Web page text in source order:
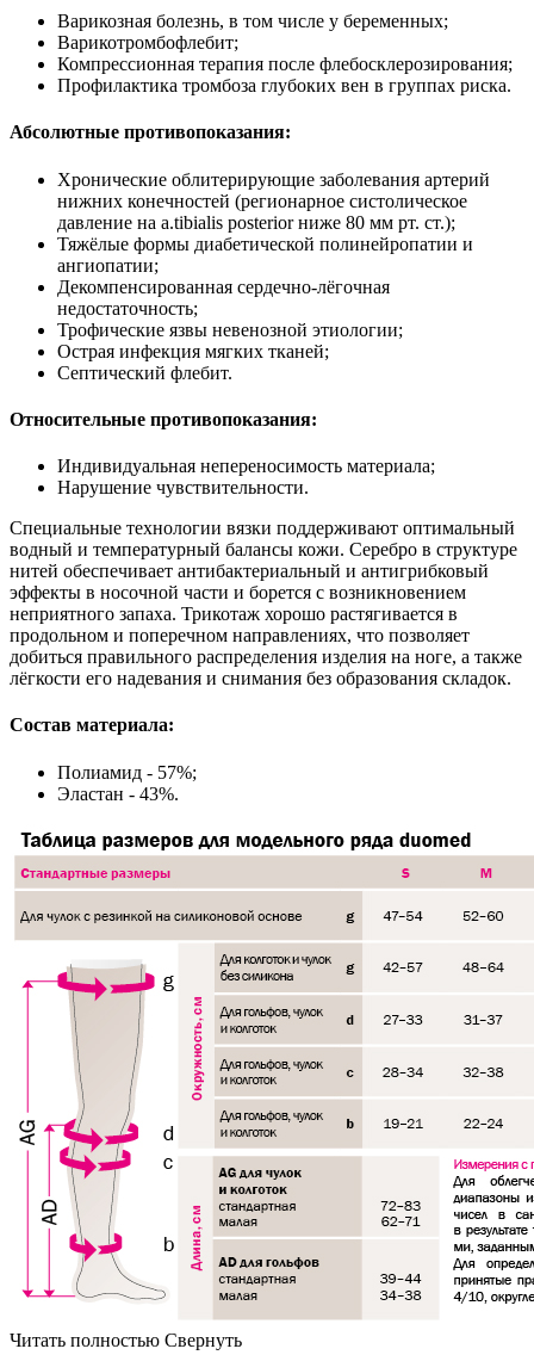
Варикозная болезнь, в том числе у беременных;
Варикотромбофлебит;
Компрессионная терапия после флебосклерозирования;
Профилактика тромбоза глубоких вен в группах риска.
Абсолютные противопоказания:
Хронические облитерирующие заболевания артерий
нижних конечностей (регионарное систолическое
давление на a.tibialis posterior ниже 80 мм рт. ст.);
Тяжёлые формы диабетической полинейропатии и
ангиопатии;
Декомпенсированная сердечно-лёгочная
недостаточность;
Трофические язвы невенозной этиологии;
Острая инфекция мягких тканей;
Септический флебит.
Относительные противопоказания:
Индивидуальная непереносимость материала;
Нарушение чувствительности.
Специальные технологии вязки поддерживают оптимальный
водный и температурный балансы кожи. Серебро в структуре
нитей обеспечивает антибактериальный и антигрибковый
эффекты в носочной части и борется с возникновением
неприятного запаха. Трикотаж хорошо растягивается в
продольном и поперечном направлениях, что позволяет
добиться правильного распределения изделия на ноге, а также
лёгкости его надевания и снимания без образования складок.
Состав материала:
Полиамид - 57%;
Эластан - 43%.
Читать полностью Свернуть